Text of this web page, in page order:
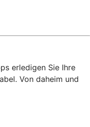
erledigen Sie Ihre
Von daheim und